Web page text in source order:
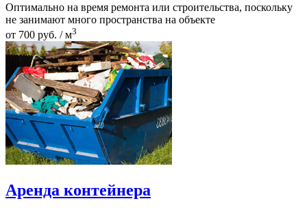
Оптимально на время ремонта или строительства, поскольку
не занимают много пространства на объекте
от 700 руб. / м3
Аренда контейнера